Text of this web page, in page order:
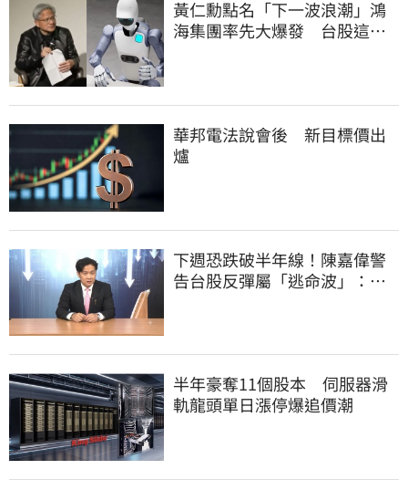
黃仁勳點名「下一波浪潮」鴻
海集團率先大爆發 台股這族
華邦電法說會後 新目標價出
爐
下週恐跌破半年線！陳嘉偉警
告台股反彈屬「逃命波」：空
半年豪奪11個股本 伺服器滑
軌龍頭單日漲停爆追價潮